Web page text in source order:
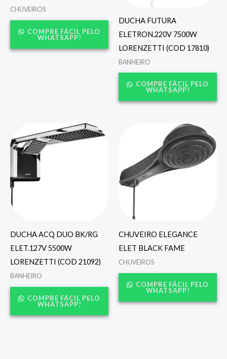
CHUVEIROS
COMPRE FÁCIL PELO
WHATSAPP!
DUCHA FUTURA
ELETRON.220V 7500W
LORENZETTI (COD 17810)
BANHEIRO
COMPRE FÁCIL PELO
WHATSAPP!
DUCHA ACQ DUO BK/RG
ELET.127V 5500W
LORENZETTI (COD 21092)
BANHEIRO
COMPRE FÁCIL PELO
WHATSAPP!
CHUVEIRO ELEGANCE
ELET BLACK FAME
CHUVEIROS
COMPRE FÁCIL PELO
WHATSAPP!